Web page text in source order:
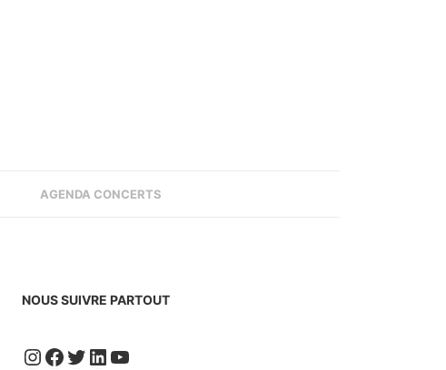
AGENDA CONCERTS
NOUS SUIVRE PARTOUT
Instagram
Facebook
Twitter
LinkedIn
YouTube